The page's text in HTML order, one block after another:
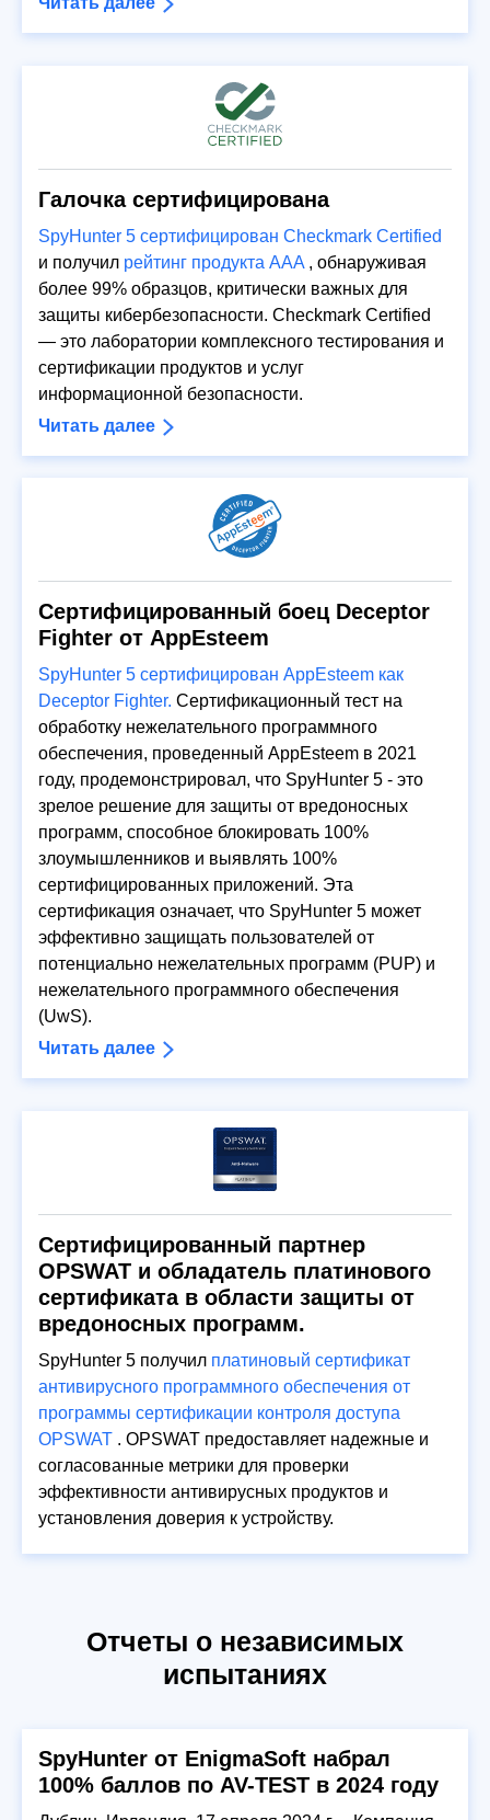
Галочка сертифицирована
SpyHunter 5 сертифицирован Checkmark Certified
и получил рейтинг продукта AAA , обнаруживая
более 99% образцов, критически важных для
защиты кибербезопасности. Checkmark Certified
— это лаборатории комплексного тестирования и
сертификации продуктов и услуг
информационной безопасности.
Читать далее
Сертифицированный боец Deceptor
Fighter от AppEsteem
SpyHunter 5 сертифицирован AppEsteem как
Deceptor Fighter. Сертификационный тест на
обработку нежелательного программного
обеспечения, проведенный AppEsteem в 2021
году, продемонстрировал, что SpyHunter 5 - это
зрелое решение для защиты от вредоносных
программ, способное блокировать 100%
злоумышленников и выявлять 100%
сертифицированных приложений. Эта
сертификация означает, что SpyHunter 5 может
эффективно защищать пользователей от
потенциально нежелательных программ (PUP) и
нежелательного программного обеспечения
(UwS).
Читать далее
Сертифицированный партнер
OPSWAT и обладатель платинового
сертификата в области защиты от
вредоносных программ.
SpyHunter 5 получил платиновый сертификат
антивирусного программного обеспечения от
программы сертификации контроля доступа
OPSWAT . OPSWAT предоставляет надежные и
согласованные метрики для проверки
эффективности антивирусных продуктов и
установления доверия к устройству.
Отчеты о независимых
испытаниях
SpyHunter от EnigmaSoft набрал
100% баллов по AV-TEST в 2024 году